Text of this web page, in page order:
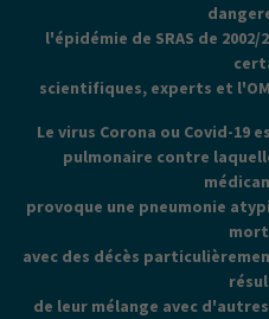
l'épidémie de SRAS de
scientifiques, experts et
Le virus Corona ou Covid-19
pulmonaire contre
provoque une pneumonie
avec des décès
de leur mélange avec